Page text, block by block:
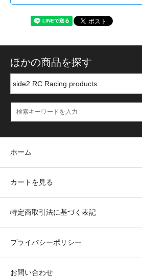
ほかの商品を探す
ホーム
カートを見る
特定商取引法に基づく表記
プライバシーポリシー
お問い合わせ